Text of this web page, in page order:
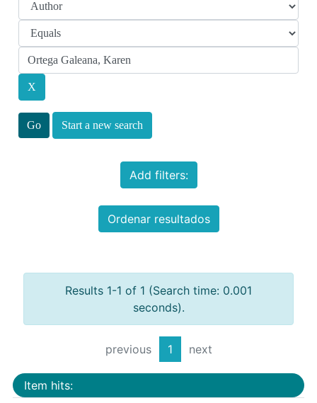
Start a new search
Add filters:
Ordenar resultados
Results 1-1 of 1 (Search time: 0.001
seconds).
previous 1 next
Item hits: